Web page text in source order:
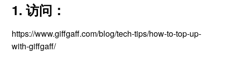
1. 访问：
https://www.giffgaff.com/blog/tech-tips/how-to-top-up-
with-giffgaff/